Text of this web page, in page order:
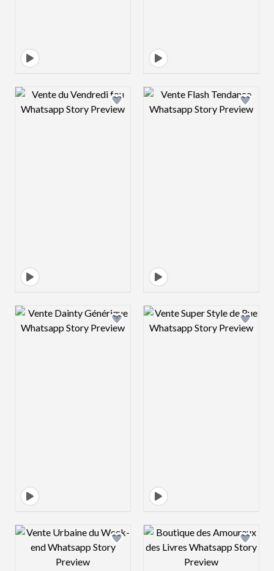
Design preview image Design preview
Design preview image Design preview
Design preview image Design preview